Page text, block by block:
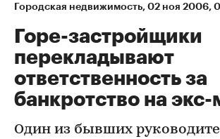
Городская недвижимость⁠, 02 ноя 2006,
Горе-застройщики
перекладывают
ответственность за
банкротство на
Один из бывших